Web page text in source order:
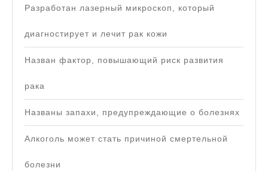
Разработан лазерный микроскоп, который
диагностирует и лечит рак кожи
Назван фактор, повышающий риск развития
рака
Названы запахи, предупреждающие о болезнях
Алкоголь может стать причиной смертельной
болезни